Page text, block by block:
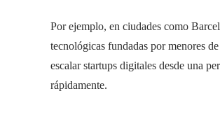
Por ejemplo, en ciudades como
tecnológicas fundadas por menores
escalar startups digitales desde una
rápidamente.